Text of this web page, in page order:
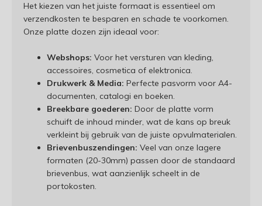
Het kiezen van het juiste formaat is essentieel om
verzendkosten te besparen en schade te voorkomen.
Onze platte dozen zijn ideaal voor:
Webshops: Voor het versturen van kleding,
accessoires, cosmetica of elektronica.
Drukwerk & Media: Perfecte pasvorm voor A4-
documenten, catalogi en boeken.
Breekbare goederen: Door de platte vorm
schuift de inhoud minder, wat de kans op breuk
verkleint bij gebruik van de juiste opvulmaterialen.
Brievenbuszendingen: Veel van onze lagere
formaten (20-30mm) passen door de standaard
brievenbus, wat aanzienlijk scheelt in de
portokosten.